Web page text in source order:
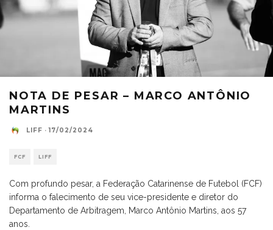
NOTA DE PESAR – MARCO ANTÔNIO
MARTINS
LIFF · 17/02/2024
FCF LIFF
Com profundo pesar, a Federação Catarinense de Futebol (FCF)
informa o falecimento de seu vice-presidente e diretor do
Departamento de Arbitragem, Marco Antônio Martins, aos 57
anos.